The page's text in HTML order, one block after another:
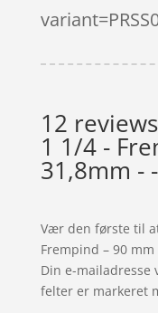
12
1 1/4 -
31,8mm -
Vær den første til
Frempind – 90 mm
Din e-mailadresse
felter er markeret